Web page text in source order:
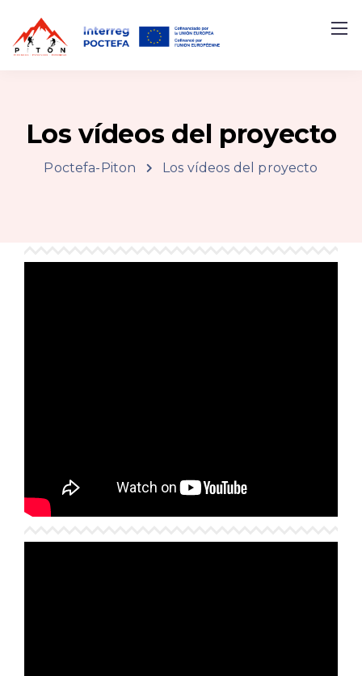
Los vídeos del proyecto
Poctefa-Piton Los vídeos del proyecto